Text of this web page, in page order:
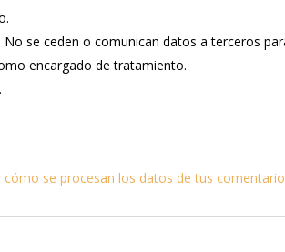
No se ceden o comunican datos a terceros
encargado de tratamiento.
cómo se procesan los datos de tus